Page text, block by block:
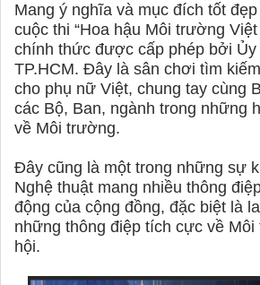
Mang ý nghĩa và mục đích tốt
cuộc thi “Hoa hậu Môi trường
chính thức được cấp phép bởi Ủy
TP.HCM. Đây là sân chơi tìm
cho phụ nữ Việt, chung tay cùng
các Bộ, Ban, ngành trong những
về Môi trường.
Đây cũng là một trong những sự
Nghệ thuật mang nhiều thông
động của cộng đồng, đặc biệt là
những thông điệp tích cực về
hội.